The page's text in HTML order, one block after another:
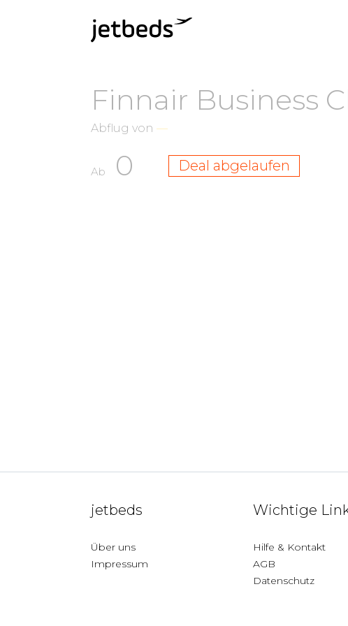
Finnair Business
Abflug von —
Ab 0 Deal abgelaufen
jetbeds
Über uns
Impressum
Wichtige
Hilfe & Kontakt
AGB
Datenschutz